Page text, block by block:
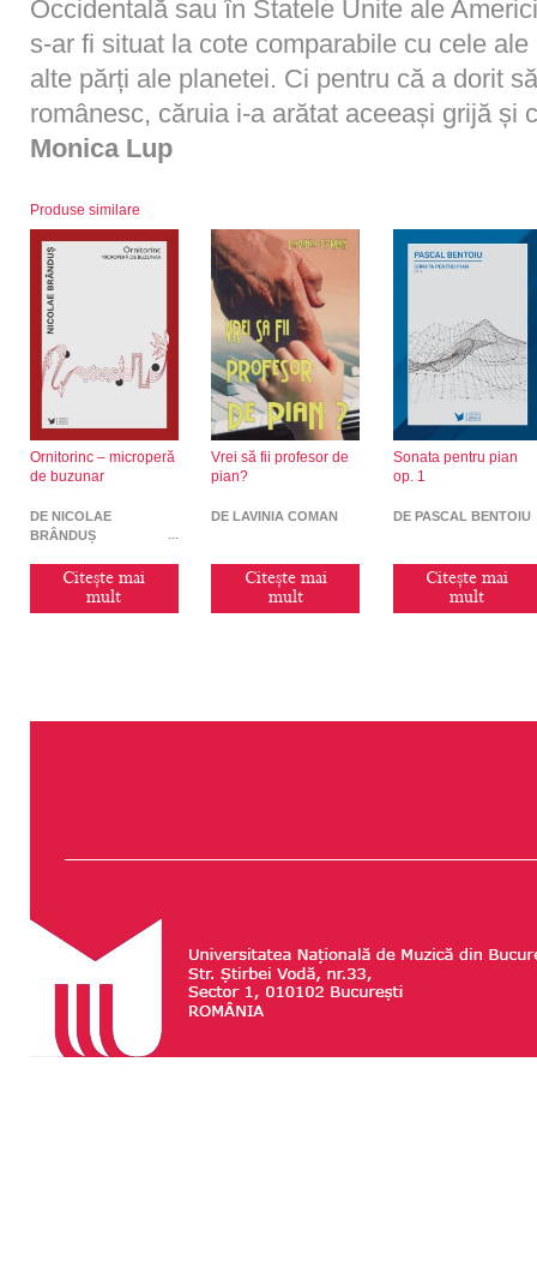
Occidentală sau în Statele Unite ale
s-ar fi situat la cote comparabile cu cele
alte părți ale planetei. Ci pentru că a dorit
românesc, căruia i-a arătat aceeași grijă și
Monica Lup
Produse similare
Ornitorinc – microperă
de buzunar
DE NICOLAE
BRÂNDUȘ
Citește mai
mult
Vrei să fii profesor de
pian?
DE LAVINIA COMAN
Citește mai
mult
Sonata pentru pian
op. 1
DE PASCAL BENTOIU
Citește mai
mult